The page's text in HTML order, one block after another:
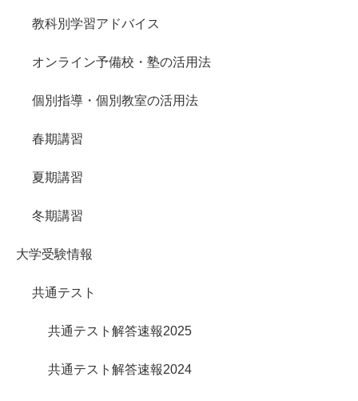
教科別学習アドバイス
オンライン予備校・塾の活用法
個別指導・個別教室の活用法
春期講習
夏期講習
冬期講習
大学受験情報
共通テスト
共通テスト解答速報2025
共通テスト解答速報2024